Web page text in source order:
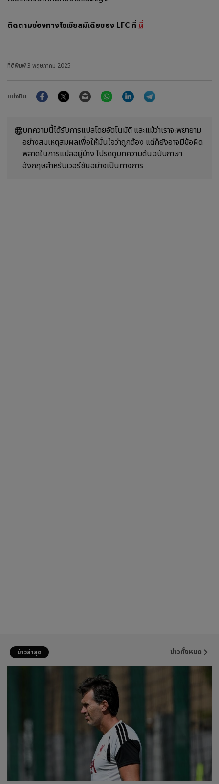
ติดตามช่องทางโซเชียลมีเดียของ LFC ที่ นี่
ที่ตีพิมพ์3 พฤษภาคม 2025
แบ่งปัน
FacebookTwitter Email WhatsAppLinkedIn
บทความนี้ได้รับการแปลโดยอัตโนมัติ และแม้ว่าเราจะพยายาม
อย่างสมเหตุสมผลเพื่อให้มั่นใจว่าถูกต้อง แต่ก็ยังอาจมีข้อผิด
พลาดในการแปลอยู่บ้าง โปรดดูบทความต้นฉบับภาษา
อังกฤษสำหรับเวอร์ชันอย่างเป็นทางการ
ข่าวล่าสุด ข่าวทั้งหมด